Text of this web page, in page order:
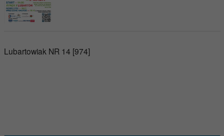
Lubartowiak NR 14 [974]